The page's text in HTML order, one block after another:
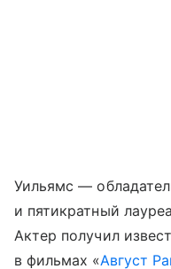
Уильямс —
и пятикратный
Актер получил
в фильмах «Август